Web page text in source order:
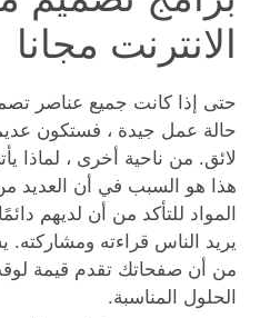
الانترنت مجانا
حتى إذا كانت جميع عناصر
حالة عمل جيدة ، فستكون
لائق. من ناحية أخرى ، لماذا
هذا هو السبب في أن العديد
المواد للتأكد من أن لديهم
يريد الناس قراءته ومشاركته.
من أن صفحاتك تقدم قيمة
الحلول المناسبة.